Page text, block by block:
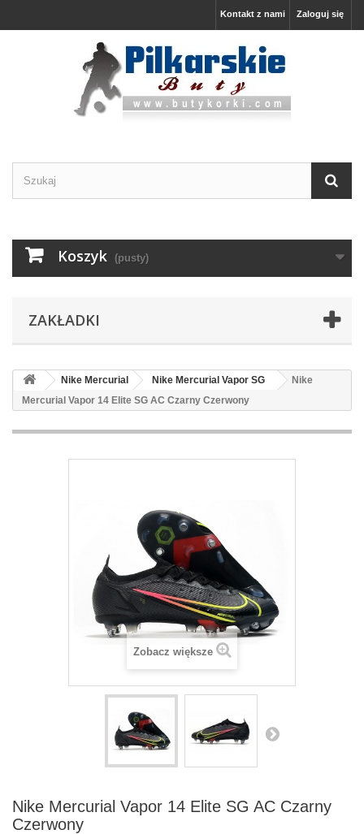
Zaloguj się
Kontakt z nami
Koszyk (pusty)
ZAKŁADKI
Nike Mercurial Nike Mercurial Vapor SG
Nike
Mercurial Vapor 14 Elite SG AC Czarny Czerwony
Zobacz większe
Nike Mercurial Vapor 14 Elite SG AC Czarny
Czerwony